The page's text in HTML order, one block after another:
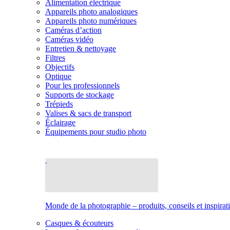
Alimentation électrique
Appareils photo analogiques
Appareils photo numériques
Caméras d’action
Caméras vidéo
Entretien & nettoyage
Filtres
Objectifs
Optique
Pour les professionnels
Supports de stockage
Trépieds
Valises & sacs de transport
Éclairage
Équipements pour studio photo
Monde de la photographie – produits, conseils et
Casques & écouteurs